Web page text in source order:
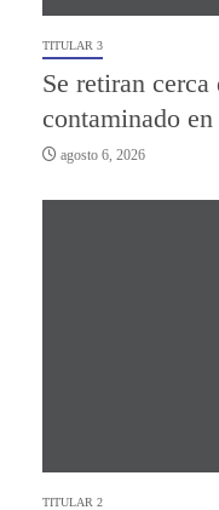
TITULAR 3
Se retiran
contaminado
agosto 6, 2026
TITULAR 2